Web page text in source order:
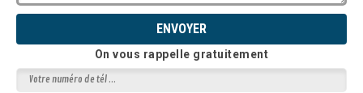
On vous rappelle gratuitement